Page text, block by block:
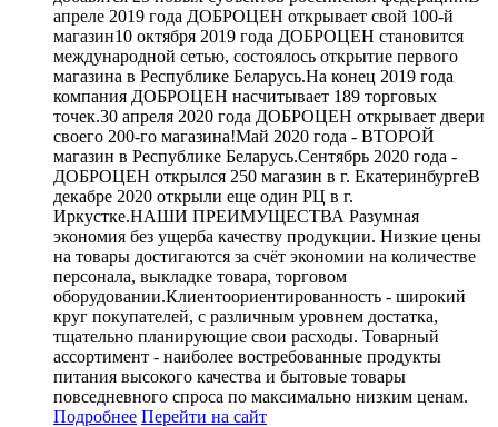
апреле 2019 года ДОБРОЦЕН открывает свой 100-й
магазин10 октября 2019 года ДОБРОЦЕН становится
международной сетью, состоялось открытие первого
магазина в Республике Беларусь.На конец 2019 года
компания ДОБРОЦЕН насчитывает 189 торговых
точек.30 апреля 2020 года ДОБРОЦЕН открывает двери
своего 200-го магазина!Май 2020 года - ВТОРОЙ
магазин в Республике Беларусь.Сентябрь 2020 года -
ДОБРОЦЕН открылся 250 магазин в г. ЕкатеринбургеВ
декабре 2020 открыли еще один РЦ в г.
Иркустке.НАШИ ПРЕИМУЩЕСТВА Разумная
экономия без ущерба качеству продукции. Низкие цены
на товары достигаются за счёт экономии на количестве
персонала, выкладке товара, торговом
оборудовании.Клиентоориентированность - широкий
круг покупателей, с различным уровнем достатка,
тщательно планирующие свои расходы. Товарный
ассортимент - наиболее востребованные продукты
питания высокого качества и бытовые товары
повседневного спроса по максимально низким ценам.
Подробнее Перейти на сайт